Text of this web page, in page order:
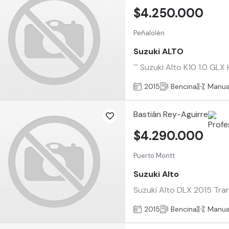
Peñalolén
Suzuki ALTO
``` Suzuki Alto K10 1.0
$4.250.000
2015 Bencina
Bastián Rey-Aguirre
Puerto Montt
Suzuki Alto
Suzuki Alto DLX 2015
$4.290.000
2015 Bencina